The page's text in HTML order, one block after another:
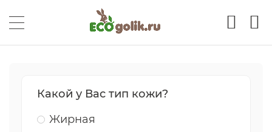
Какой у Вас тип кожи?
Жирная